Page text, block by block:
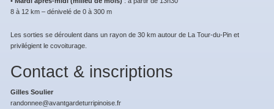
8 à 12 km – dénivelé de 0 à 300 m
Les sorties se déroulent dans un rayon de 30 km autour de La Tour-du-Pin et
privilégient le covoiturage.
Contact & inscriptions
Gilles Soulier
randonnee@avantgardeturripinoise.fr